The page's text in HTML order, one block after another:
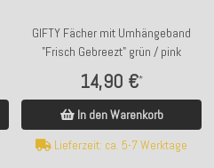
GIFTY Fächer mit Umhängeband
"Frisch Gebreezt" grün / pink
14,90 €*
In den Warenkorb
Lieferzeit: ca. 5-7 Werktage